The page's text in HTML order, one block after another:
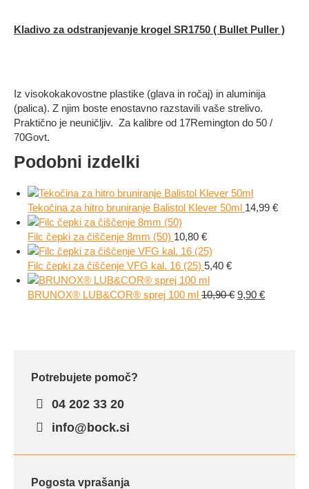
Kladivo za odstranjevanje krogel SR1750 ( Bullet Puller )
Iz visokokakovostne plastike (glava in ročaj) in aluminija
(palica). Z njim boste enostavno razstavili vaše strelivo.
Praktično je neuničljiv. Za kalibre od 17Remington do 50 /
70Govt.
Podobni izdelki
Tekočina za hitro bruniranje Balistol Klever 50ml 14,99 €
Filc čepki za čiščenje 8mm (50) 10,80 €
Filc čepki za čiščenje VFG kal. 16 (25) 5,40 €
BRUNOX® LUB&COR® sprej 100 ml 10,90€ Izvirna
9,90 €Trenutna
Potrebujete pomoč?
04 202 33 20
info@bock.si
Pogosta vprašanja